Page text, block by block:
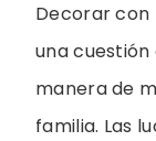
Decorar con
una
manera de
familia. Las